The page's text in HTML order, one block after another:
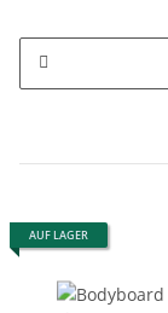
AUF LAGER